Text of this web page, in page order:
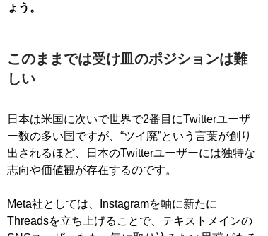
ょう。
このままでは受け皿のポジションは難
しい
日本は米国に次いで世界で2番目にTwitterユーザ
ー数の多い国ですが、“ツイ廃”という言葉が創り
出されるほど、日本のTwitterユーザーには独特な
志向や価値観が存在するのです。
Meta社としては、Instagramを軸に新たに
Threadsを立ち上げることで、テキストメインの